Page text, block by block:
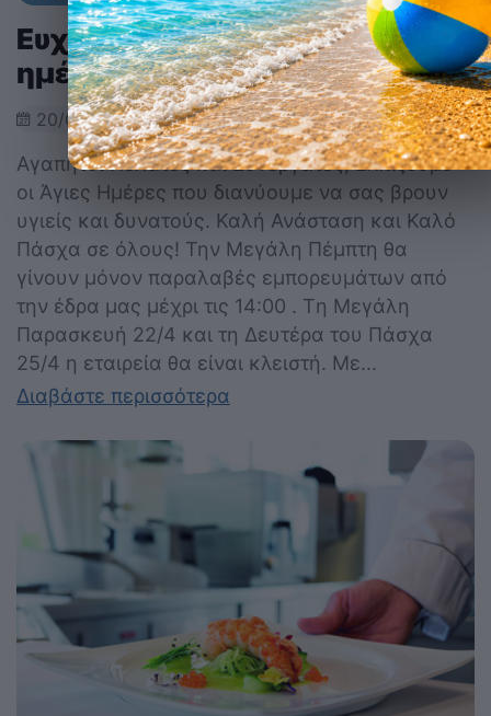
Ευχές και ενημέρωση για τις
ημέρες του Πάσχα 2022
20/04/2022
Αγαπητοί Πελάτες και Συνεργάτες, Ελπίζουμε
οι Άγιες Ημέρες που διανύουμε να σας βρουν
υγιείς και δυνατούς. Καλή Ανάσταση και Καλό
Πάσχα σε όλους! Την Μεγάλη Πέμπτη θα
γίνουν μόνον παραλαβές εμπορευμάτων από
την έδρα μας μέχρι τις 14:00 . Tη Μεγάλη
Παρασκευή 22/4 και τη Δευτέρα του Πάσχα
25/4 η εταιρεία θα είναι κλειστή. Με...
Διαβάστε περισσότερα